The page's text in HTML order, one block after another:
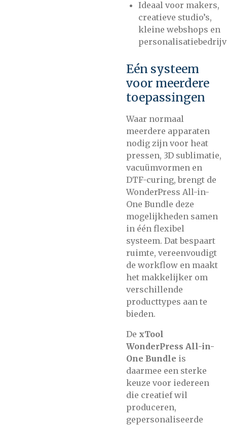
Ideaal voor makers,
creatieve studio’s,
kleine webshops en
Eén systeem
voor meerdere
toepassingen
Waar normaal
meerdere apparaten
nodig zijn voor heat
pressen, 3D sublimatie,
vacuümvormen en
DTF-curing, brengt de
WonderPress All-in-
One Bundle deze
mogelijkheden samen
in één flexibel
systeem. Dat bespaart
ruimte, vereenvoudigt
de workflow en maakt
het makkelijker om
verschillende
producttypes aan te
bieden.
De xTool
WonderPress All-in-
One Bundle is
daarmee een sterke
keuze voor iedereen
die creatief wil
produceren,
gepersonaliseerde